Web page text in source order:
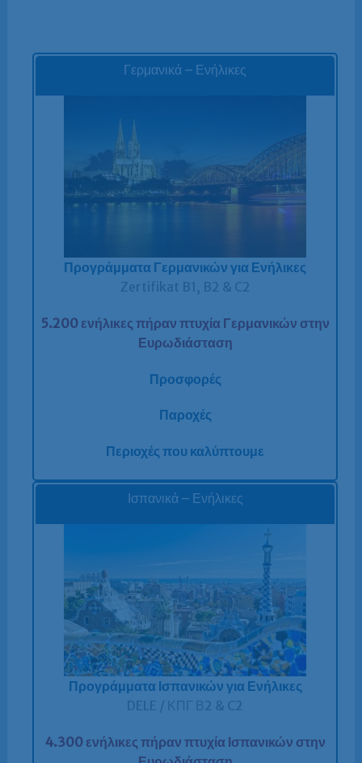
Γερμανικά – Ενήλικες
Προγράμματα Γερμανικών για Ενήλικες
Zertifikat B1, B2 & C2
5.200 ενήλικες πήραν πτυχία Γερμανικών στην
Ευρωδιάσταση
Προσφορές
Παροχές
Περιοχές που καλύπτουμε
Ισπανικά – Ενήλικες
Προγράμματα Ισπανικών για Ενήλικες
DELE / ΚΠΓ Β2 & C2
4.300 ενήλικες πήραν πτυχία Ισπανικών στην